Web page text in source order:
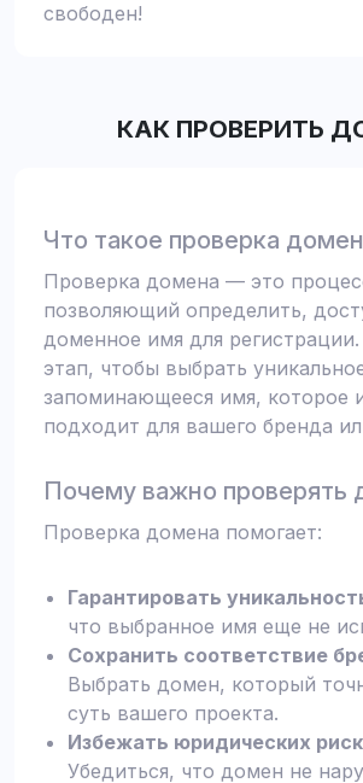
свободен!
КАК ПРОВЕРИТЬ
Что такое проверка
Проверка домена — это
позволяющий определить,
доменное имя для
этап, чтобы выбрать
запоминающееся имя, которое
подходит для вашего бренда
Почему важно проверять
Проверка домена помогает:
Гарантировать
что выбранное имя еще не
Сохранить соответствие
Выбрать домен, который
суть вашего проекта.
Избежать юридических
Убедиться, что домен не